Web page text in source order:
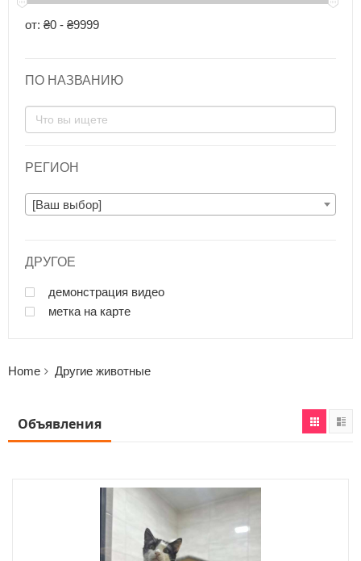
от: ₴0 - ₴9999
ПО НАЗВАНИЮ
РЕГИОН
[Ваш выбор]
ДРУГОЕ
демонстрация видео
метка на карте
Home Другие животные
Объявления